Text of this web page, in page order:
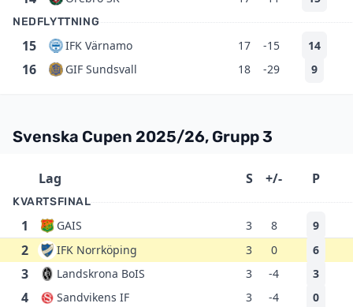
NEDFLYTTNING
15 IFK Värnamo 17 -15 14
16 GIF Sundsvall 18 -29 9
Svenska Cupen 2025/26, Grupp 3
Lag S +/- P
KVARTSFINAL
1 GAIS 3 8 9
2 IFK Norrköping 3 0 6
3 Landskrona BoIS 3 -4 3
4 Sandvikens IF 3 -4 0